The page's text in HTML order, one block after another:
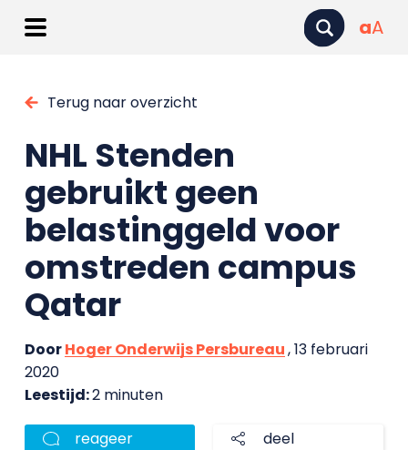
aA
Terug naar overzicht
NHL Stenden
gebruikt geen
belastinggeld voor
omstreden campus
Qatar
DoorHoger Onderwijs Persbureau, 13 februari
2020
Leestijd:2 minuten
reageer deel